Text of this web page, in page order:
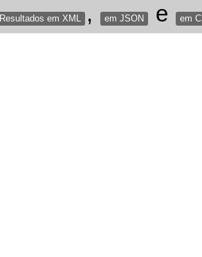
Resultados em XML , em JSON e em